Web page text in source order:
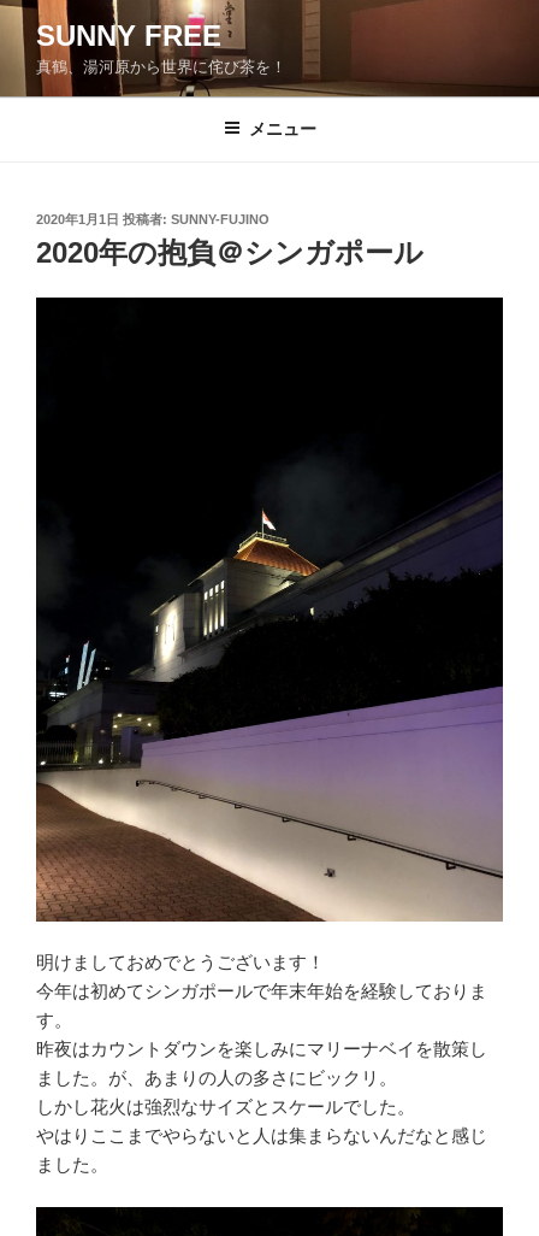
コ
ン
SUNNY FREE
真鶴、湯河原から世界に侘び茶を！
メニュー
投
稿
日:
2020年1月1日 投稿者: SUNNY-FUJINO
2020年の抱負＠シンガポール
明けましておめでとうございます！
今年は初めてシンガポールで年末年始を経験しておりま
す。
昨夜はカウントダウンを楽しみにマリーナベイを散策し
ました。が、あまりの人の多さにビックリ。
しかし花火は強烈なサイズとスケールでした。
やはりここまでやらないと人は集まらないんだなと感じ
ました。